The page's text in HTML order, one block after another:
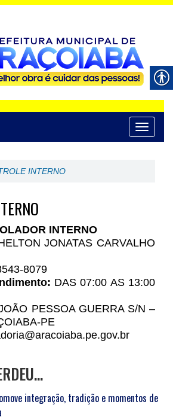
Toggle
INTERNO
INTERNO
JONATAS CARVALHO
8079
DAS 07:00 AS 13:00
PESSOA GUERRA S/N –
PE
integração, tradição e momentos de